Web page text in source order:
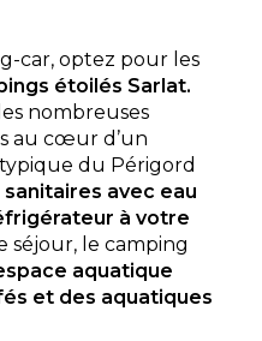
car, optez pour les
étoilés Sarlat.
nombreuses
au cœur d’un
du Périgord
sanitaires avec eau
à votre
séjour, le camping
aquatique
et des aquatiques
de Sarlat
Aquitaine
★ 4.7/5 (143 avis)
disponible